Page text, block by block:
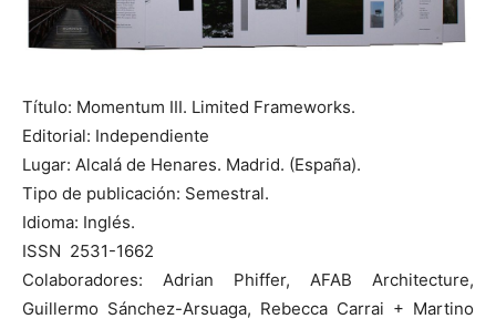
Título: Momentum III. Limited Frameworks.
Editorial: Independiente
Lugar: Alcalá de Henares. Madrid. (España).
Tipo de publicación: Semestral.
Idioma: Inglés.
ISSN 2531-1662
Colaboradores: Adrian Phiffer, AFAB Architecture,
Guillermo Sánchez-Arsuaga, Rebecca Carrai + Martino